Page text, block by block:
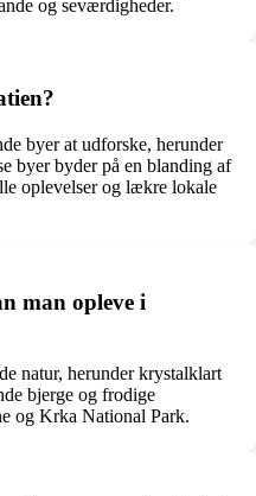
og seværdigheder.
byer at udforske, herunder
byer byder på en blanding af
oplevelser og lækre lokale
man opleve i
natur, herunder krystalklart
bjerge og frodige
og Krka National Park.